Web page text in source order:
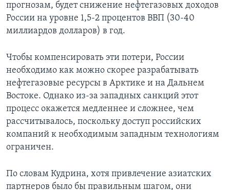
прогнозам, будет снижение нефтегазовых доходов
России на уровне 1,5-2 процентов ВВП (30-40
миллиардов долларов) в год.
Чтобы компенсировать эти потери, России
необходимо как можно скорее разрабатывать
нефтегазовые ресурсы в Арктике и на Дальнем
Востоке. Однако из-за западных санкций этот
процесс окажется медленнее и сложнее, чем
рассчитывалось, поскольку доступ российских
компаний к необходимым западным технологиям
ограничен.
По словам Кудрина, хотя привлечение азиатских
партнеров было бы правильным шагом, они